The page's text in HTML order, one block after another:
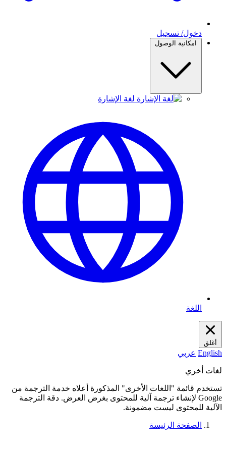
دخول/ تسجيل
امكانية الوصول
لغة الإشارة
اللغة
أغلق
English عربي
لغات أخري
تستخدم قائمة "اللغات الأخرى" المذكورة أعلاه خدمة الترجمة من
Google لإنشاء ترجمة آلية للمحتوى بغرض العرض. دقة الترجمة
الآلية للمحتوى ليست مضمونة.
الصفحة الرئيسة